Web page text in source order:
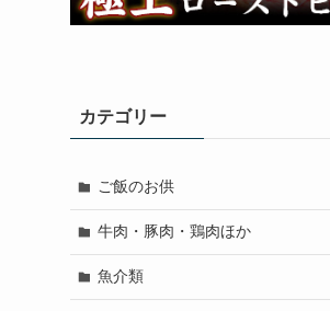
カテゴリー
ご飯のお供
牛肉・豚肉・鶏肉ほか
魚介類